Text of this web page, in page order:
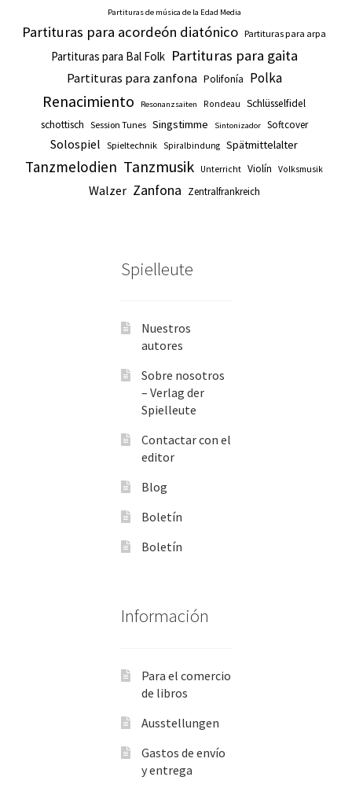
Partituras de música de la Edad Media
Partituras para acordeón diatónico Partituras para arpa
Partituras para Bal Folk Partituras para gaita
Partituras para zanfona Polifonía Polka
Renacimiento Resonanzsaiten Rondeau
Schlüsselfidel
schottisch Session Tunes Singstimme Sintonizador Softcover
Solospiel Spieltechnik Spiralbindung Spätmittelalter
Tanzmelodien Tanzmusik Unterricht Violín Volksmusik
Walzer Zanfona Zentralfrankreich
Spielleute
Nuestros
autores
Sobre nosotros
– Verlag der
Spielleute
Contactar con el
editor
Blog
Boletín
Boletín
Información
Para el comercio
de libros
Ausstellungen
Gastos de envío
y entrega